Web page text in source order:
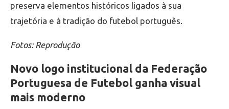
preserva elementos históricos ligados à sua
trajetória e à tradição do futebol português.
Fotos: Reprodução
Novo logo institucional da Federação
Portuguesa de Futebol ganha visual
mais moderno